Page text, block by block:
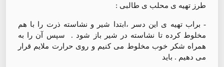
طرز تهیه ی محلب ی طالبی :
- براب تهیه ی این دسر ،ابتدا شیر و نشاسته ذرت را با هم
مخلوط کرده تا نشاسته در شیر باز شود . سپس آن را به
همراه شکر خوب مخلوط می کنیم و روی حرارت ملایم قرار
می دهیم . باید